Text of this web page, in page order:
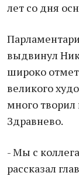
лет со дня
выдвинул
широко
великого
много творил
Здравнево.
- Мы с
рассказал